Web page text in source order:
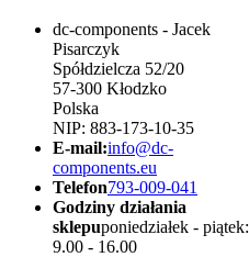
dc-components - Jacek
Pisarczyk
Spółdzielcza 52/20
57-300 Kłodzko
Polska
NIP: 883-173-10-35
E-mail:info@dc-
components.eu
Telefon793-009-041
Godziny działania
sklepuponiedziałek - piątek:
9.00 - 16.00